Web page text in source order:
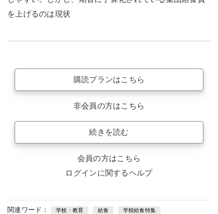
を上げるのは現状
購読プランはこちら
非会員の方はこちら
続きを読む
会員の方はこちら
ログインに関するヘルプ
関連ワード： 学校・教育 給食 学校給食特集